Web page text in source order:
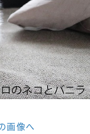
画像へ